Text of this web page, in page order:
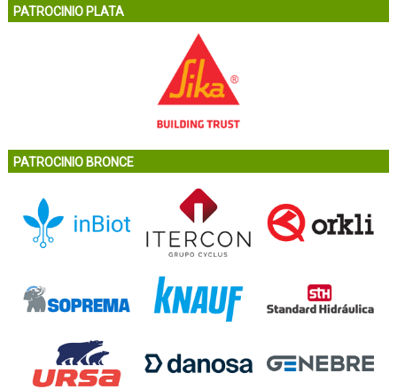
PATROCINIO PLATA
PATROCINIO BRONCE